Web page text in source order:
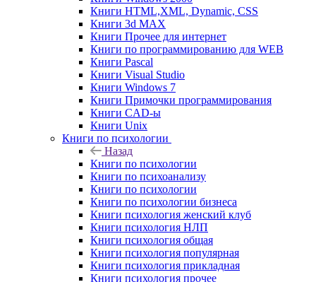
Книги HTML,XML, Dynamic, CSS
Книги 3d MAX
Книги Прочее для интернет
Книги по программированию для WEB
Книги Pascal
Книги Visual Studio
Книги Windows 7
Книги Примочки программирования
Книги CAD-ы
Книги Unix
Книги по психологии
Назад
Книги по психологии
Книги по психоанализу
Книги по психологии
Книги по психологии бизнеса
Книги психология женский клуб
Книги психология НЛП
Книги психология общая
Книги психология популярная
Книги психология прикладная
Книги психология прочее